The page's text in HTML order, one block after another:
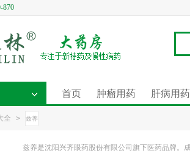
870
首页 肿瘤用药 肝病用药
全 > 兹养
兹养是沈阳兴齐眼药股份有限公司旗下医药品牌。